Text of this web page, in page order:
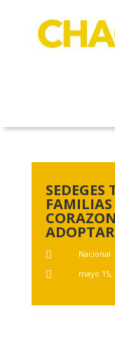
 Nacional
 mayo 15,